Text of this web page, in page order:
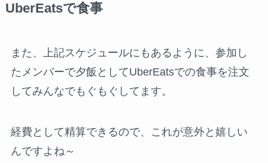
UberEatsで食事
また、上記スケジュールにもあるように、参加し
たメンバーで夕飯としてUberEatsでの食事を注文
してみんなでもぐもぐしてます。
経費として精算できるので、これが意外と嬉しい
んですよね～